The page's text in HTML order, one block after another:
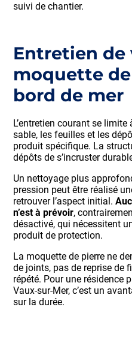
suivi de chantier.
Entretien de
moquette
bord de mer
L’entretien courant se limite
sable, les feuilles et les
produit spécifique. La
dépôts de s’incruster
Un nettoyage plus
pression peut être réalisé
retrouver l’aspect initial.
n’est à prévoir,
désactivé, qui nécessitent
produit de protection.
La moquette de pierre ne
de joints, pas de reprise de
répété. Pour une résidence
Vaux-sur-Mer, c’est un
sur la durée.